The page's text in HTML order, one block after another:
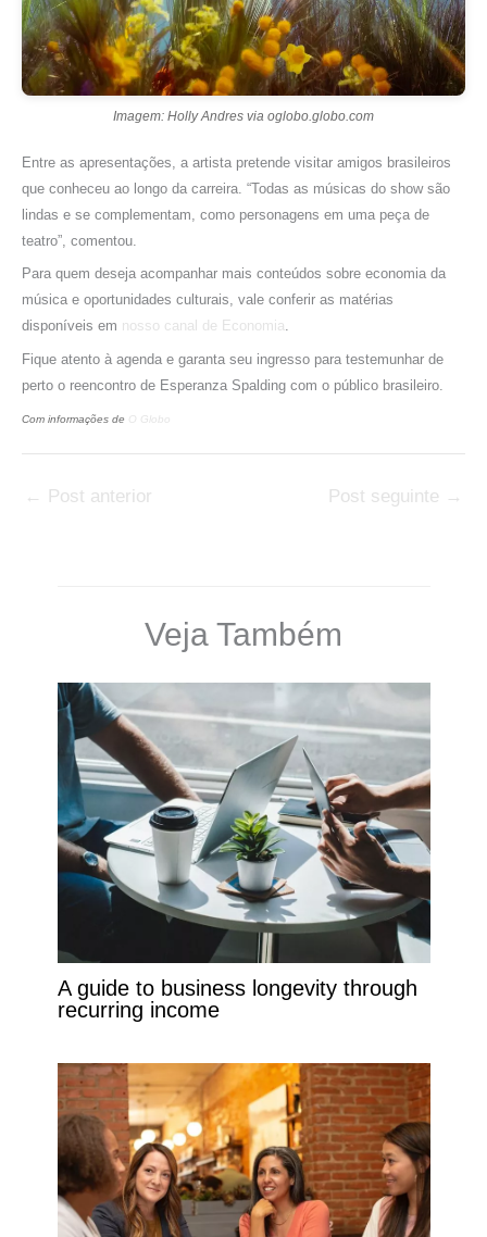
Imagem: Holly Andres via oglobo.globo.com
Entre as apresentações, a artista pretende visitar amigos brasileiros
que conheceu ao longo da carreira. “Todas as músicas do show são
lindas e se complementam, como personagens em uma peça de
teatro”, comentou.
Para quem deseja acompanhar mais conteúdos sobre economia da
música e oportunidades culturais, vale conferir as matérias
disponíveis em nosso canal de Economia.
Fique atento à agenda e garanta seu ingresso para testemunhar de
perto o reencontro de Esperanza Spalding com o público brasileiro.
Com informações de O Globo
← Post anterior Post seguinte →
Veja Também
A guide to business longevity through
recurring income